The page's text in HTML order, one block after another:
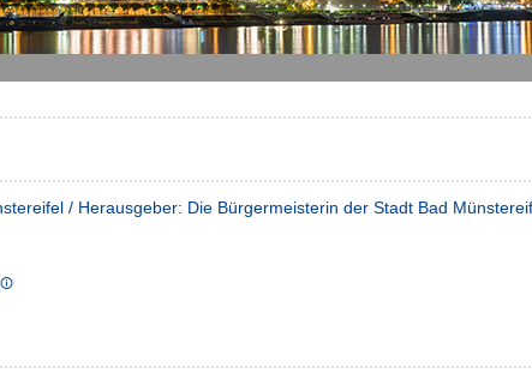
/ Herausgeber: Die Bürgermeisterin der Stadt Bad